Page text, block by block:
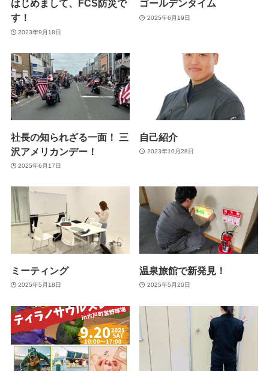
はじめまして、FCS防災で
す！
2023年9月18日
ゴールデンタイム
2025年6月19日
社長の知られざる一面！ 三
沢アメリカンデー！
2025年6月17日
自己紹介
2023年10月28日
ミーティング
2025年5月18日
温泉旅館で新発見！
2025年5月20日